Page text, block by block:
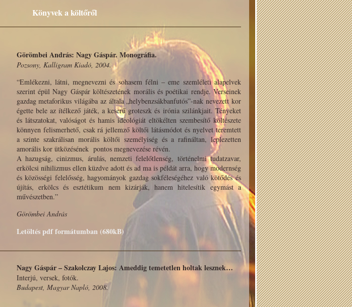
Könyvek a költőről
Görömbei András: Nagy Gáspár. Monográfia.
Pozsony, Kalligram Kiadó, 2004.
“Emlékezni, látni, megnevezni és sohasem félni – eme szemléleti alapelvek
szerint épül Nagy Gáspár költészetének morális és poétikai rendje. Verseinek
gazdag metaforikus világába az általa „helybenzsákbanfutós”-nak nevezett kor
égette bele az ítélkező játék, a keserű groteszk és irónia szilánkjait. Tényeket
és látszatokat, valóságot és hamis ideológiát eltökélten szembesítő költészete
könnyen felismerhető, csak rá jellemző költői látásmódot és nyelvet teremtett
a szinte szakrálisan morális költői személyiség és a rafináltan, leplezetten
amorális kor ütközésének pontos megnevezése révén.
A hazugság, cinizmus, árulás, nemzeti felelőtlenség, történelmi tudatzavar,
erkölcsi nihilizmus ellen küzdve adott és ad ma is példát arra, hogy modernség
és közösségi felelősség, hagyományok gazdag sokféleségéhez való kötődés és
újítás, erkölcs és esztétikum nem kizárják, hanem hitelesítik egymást a
művészetben.”
Görömbei András
Letöltés pdf formátumban (680kB)
Nagy Gáspár – Szakolczay Lajos: Ameddig temetetlen holtak lesznek…
Interjú, versek, fotók.
Budapest, Magyar Napló, 2008.